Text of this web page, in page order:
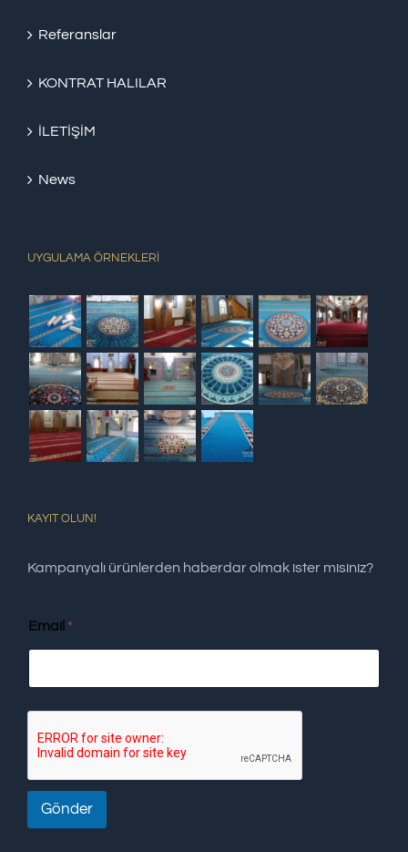
Referanslar
KONTRAT HALILAR
İLETİŞİM
News
UYGULAMA ÖRNEKLERİ
KAYIT OLUN!
Kampanyalı ürünlerden haberdar olmak ister misiniz?
Email *
Gönder